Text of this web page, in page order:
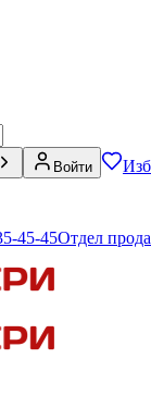
Войти
45-45Отдел